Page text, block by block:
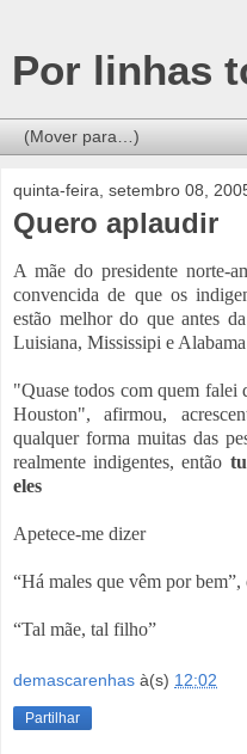
Por linhas
quinta-feira, setembro 08,
Quero aplaudir
A mãe do presidente norte-
convencida de que os
estão melhor do que antes
Luisiana, Mississipi e Alabama
"Quase todos com quem falei
Houston", afirmou,
qualquer forma muitas das
realmente indigentes, então
eles
Apetece-me dizer
“Há males que vêm por bem”,
“Tal mãe, tal filho”
demascarenhas à(s) 12:02
Partilhar